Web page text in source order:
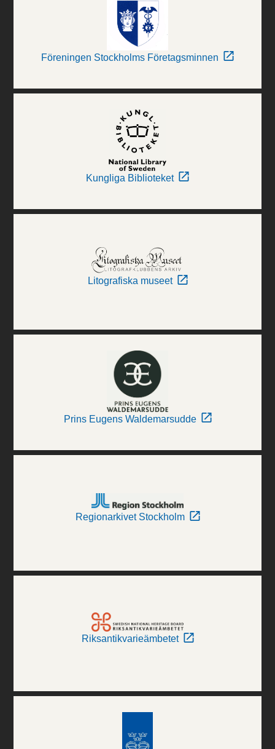
Föreningen Stockholms Företagsminnen
Kungliga Biblioteket
Litografiska museet
Prins Eugens Waldemarsudde
Regionarkivet Stockholm
Riksantikvarieämbetet